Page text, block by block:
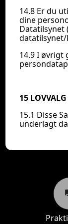
14.8 Er du
dine
14.9 I øvrigt
15 LOVVALG
15.1 Disse
underlagt